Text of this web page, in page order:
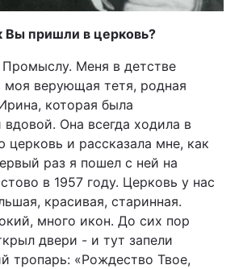
Вы пришли в церковь?
Меня в детстве
моя верующая тетя, родная
которая была
Она всегда ходила в
церковь и рассказала мне, как
раз я пошел с ней на
в 1957 году. Церковь у нас
красивая, старинная.
много икон. До сих пор
двери - и тут запели
тропарь: «Рождество Твое,